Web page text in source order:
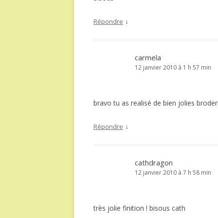
Répondre ↓
carmela
12 janvier 2010 à 1 h 57 min
bravo tu as realisé de bien jolies
Répondre ↓
cathdragon
12 janvier 2010 à 7 h 58 min
très jolie finition ! bisous cath